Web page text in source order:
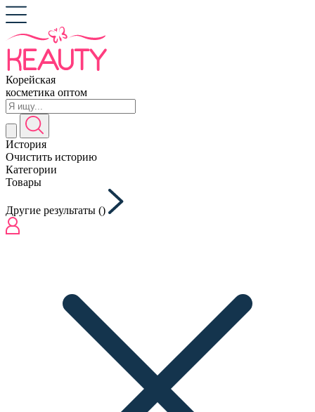
Корейская
косметика оптом
История
Очистить историю
Категории
Товары
Другие результаты ()